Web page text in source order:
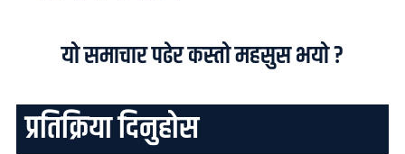
यो समाचार पढेर कस्तो महसुस भयो ?
प्रतिक्रिया दिनुहोस